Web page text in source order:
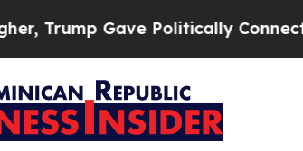
Politically Connected oil